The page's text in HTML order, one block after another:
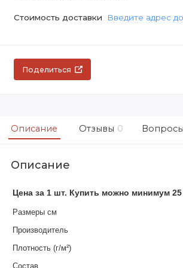
Стоимость доставки Введите адрес
Поделиться
Описание Отзывы 0
Описание
Цена за 1 шт. Купить можно минимум 25
Размеры см
Производитель
Плотность (г/м²)
Состав